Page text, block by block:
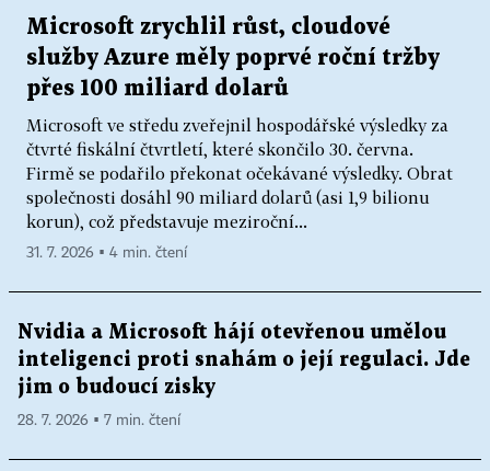
Microsoft zrychlil růst, cloudové
služby Azure měly poprvé roční tržby
přes 100 miliard dolarů
Microsoft ve středu zveřejnil hospodářské výsledky za
čtvrté fiskální čtvrtletí, které skončilo 30. června.
Firmě se podařilo překonat očekávané výsledky. Obrat
společnosti dosáhl 90 miliard dolarů (asi 1,9 bilionu
korun), což představuje meziroční...
31. 7. 2026 ▪ 4 min. čtení
Nvidia a Microsoft hájí otevřenou umělou
inteligenci proti snahám o její regulaci. Jde
jim o budoucí zisky
28. 7. 2026 ▪ 7 min. čtení